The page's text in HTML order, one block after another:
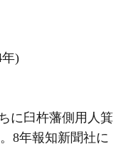
年)
に臼杵藩側用人箕
8年報知新聞社に